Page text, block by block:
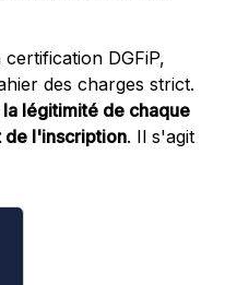
DGFiP,
des charges strict.
légitimité de chaque
de l'inscription. Il s'agit